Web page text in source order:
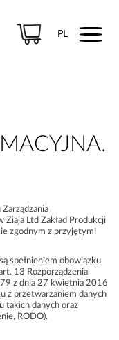
PL Menu
Ziaja Ltd Zakład Produkcji
zgodnym z przyjętymi
spełnieniem obowiązku
13 Rozporządzenia
z dnia 27 kwietnia 2016
z przetwarzaniem danych
takich danych oraz
RODO).